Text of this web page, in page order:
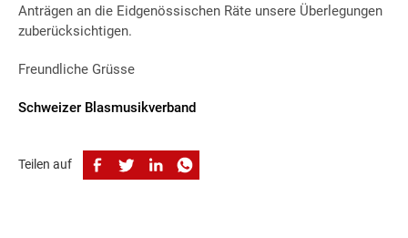
Anträgen an die Eidgenössischen Räte unsere Überlegungen
zuberücksichtigen.
Freundliche Grüsse
Schweizer Blasmusikverband
Teilen auf